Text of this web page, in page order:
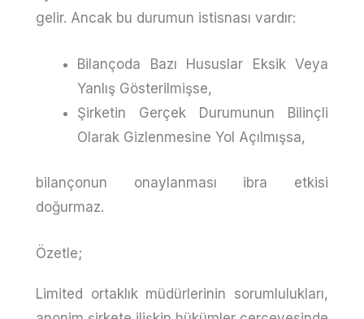
gelir. Ancak bu durumun istisnası vardır:
Bilançoda Bazı Hususlar Eksik Veya
Yanlış Gösterilmişse,
Şirketin Gerçek Durumunun Bilinçli
Olarak Gizlenmesine Yol Açılmışsa,
bilançonun onaylanması ibra etkisi
doğurmaz.
Özetle;
Limited ortaklık müdürlerinin sorumlulukları,